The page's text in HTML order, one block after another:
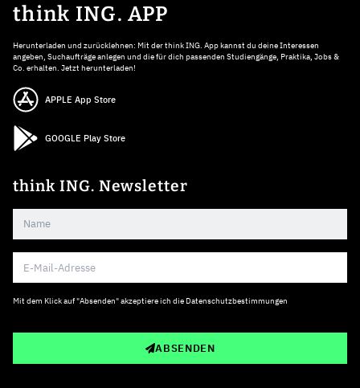
think ING. APP
Herunterladen und zurücklehnen: Mit der think ING. App kannst du deine Interessen
angeben, Suchaufträge anlegen und die für dich passenden Studiengänge, Praktika, Jobs &
Co. erhalten. Jetzt herunterladen!
APPLE App Store
GOOGLE Play Store
think ING. Newsletter
Mit dem Klick auf "Absenden" akzeptiere ich die Datenschutzbestimmungen
ABSENDEN